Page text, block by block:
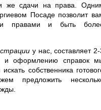
же сдачи на права.
Посаде позволит
правами и быть
у нас, составляет 2-
и оформлению справок
собственника
предложить